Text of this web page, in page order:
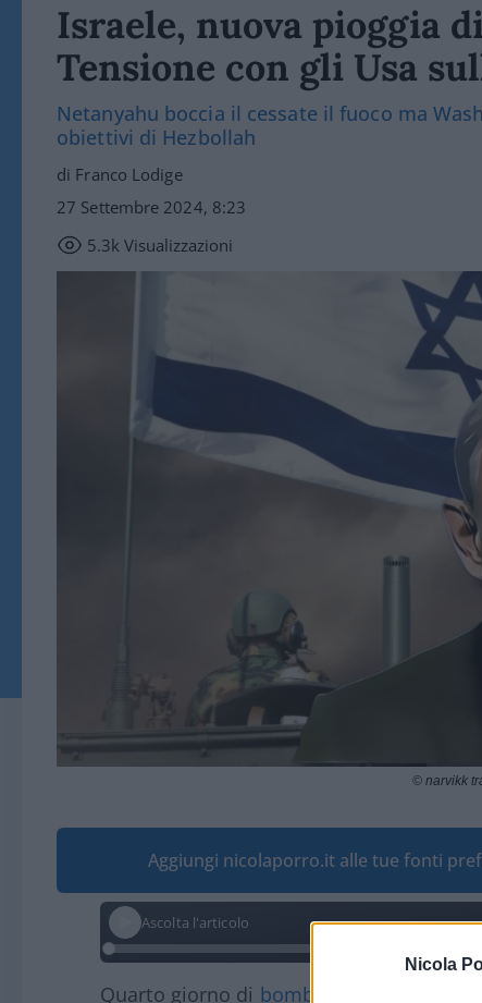
Nicola
Israele, nuova pioggia
Tensione con gli Usa
Netanyahu boccia il cessate il fuoco ma
obiettivi di Hezbollah
di Franco Lodige
27 Settembre 2024, 8:23
5.3k Visualizzazioni
© narvikk
Aggiungi nicolaporro.it alle tue fonti
Ascolta l'articolo
Quarto giorno di bombardamenti